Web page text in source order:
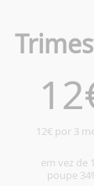
12
12€ por 3
em vez de
poupe